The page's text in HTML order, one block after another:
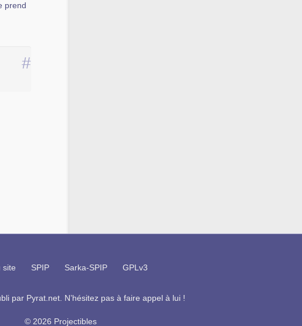
prend
#
site SPIP Sarka-SPIP GPLv3
par Pyrat.net . N’hésitez pas à faire appel à lui !
© 2026 Projectibles